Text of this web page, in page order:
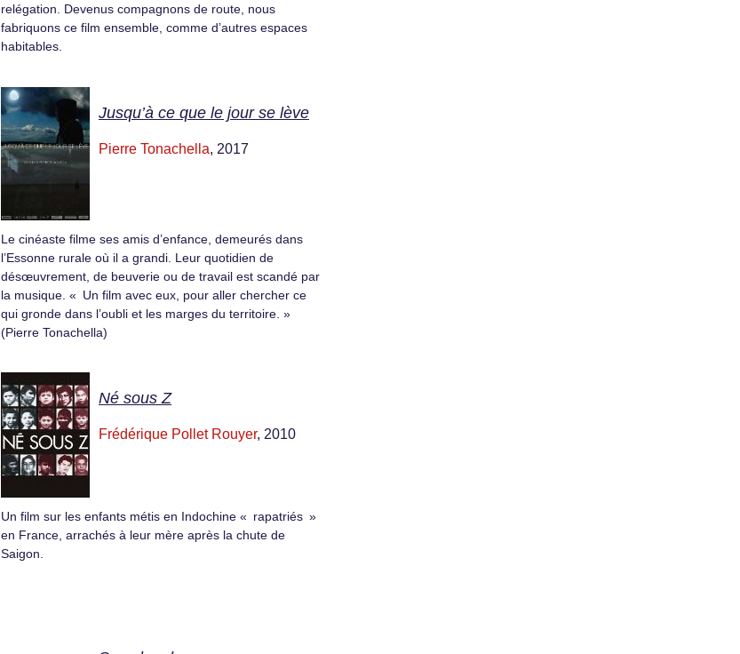
relégation. Devenus compagnons de route, nous
fabriquons ce film ensemble, comme d’autres espaces
habitables.
Jusqu’à ce que le jour se lève
Pierre Tonachella, 2017
Le cinéaste filme ses amis d’enfance, demeurés dans
l’Essonne rurale où il a grandi. Leur quotidien de
désœuvrement, de beuverie ou de travail est scandé par
la musique. « Un film avec eux, pour aller chercher ce
qui gronde dans l’oubli et les marges du territoire. »
(Pierre Tonachella)
Né sous Z
Frédérique Pollet Rouyer, 2010
Un film sur les enfants métis en Indochine « rapatriés »
en France, arrachés à leur mère après la chute de
Saigon.